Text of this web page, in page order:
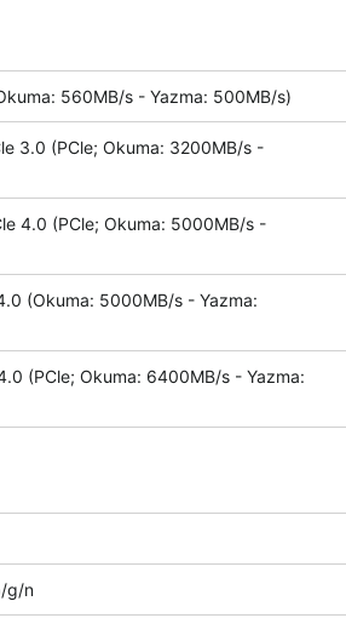
560MB/s - Yazma: 500MB/s)
3.0 (PCle; Okuma: 3200MB/s -
4.0 (PCle; Okuma: 5000MB/s -
(Okuma: 5000MB/s - Yazma:
(PCle; Okuma: 6400MB/s - Yazma:
g/n